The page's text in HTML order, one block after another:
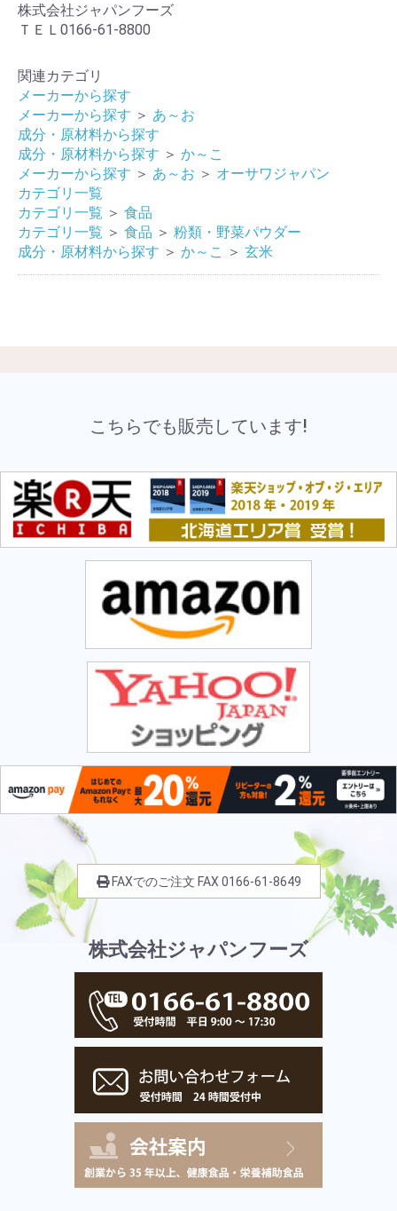
株式会社ジャパンフーズ
ＴＥＬ0166-61-8800
関連カテゴリ
メーカーから探す
メーカーから探す ＞ あ～お
成分・原材料から探す
成分・原材料から探す ＞ か～こ
メーカーから探す ＞ あ～お ＞ オーサワジャパン
カテゴリ一覧
カテゴリ一覧 ＞ 食品
カテゴリ一覧 ＞ 食品 ＞ 粉類・野菜パウダー
成分・原材料から探す ＞ か～こ ＞ 玄米
こちらでも販売しています!
FAXでのご注文 FAX 0166-61-8649
株式会社ジャパンフーズ